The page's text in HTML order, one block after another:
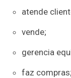
atende
vende;
gerencia
faz compras;